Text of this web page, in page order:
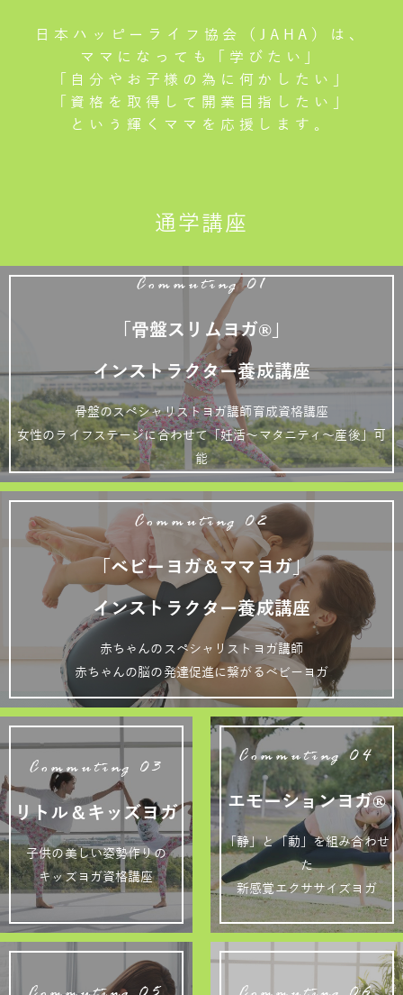
日本ハッピーライフ協会（JAHA）は、
ママになっても「学びたい」
「自分やお子様の為に何かしたい」
「資格を取得して開業目指したい」
という輝くママを応援します。
通学講座
Commuting 01
「骨盤スリムヨガ®」
インストラクター養成講座
骨盤のスペシャリストヨガ講師育成資格講座
女性のライフステージに合わせて「妊活～マタニティ～産後」可
能
Commuting 02
「ベビーヨガ＆ママヨガ」
インストラクター養成講座
赤ちゃんのスペシャリストヨガ講師
赤ちゃんの脳の発達促進に繋がるベビーヨガ
Commuting 03
リトル＆キッズヨガ
子供の美しい姿勢作りの
キッズヨガ資格講座
Commuting 04
エモーションヨガ®
「静」と「動」を組み合わせ
た
新感覚エクササイズヨガ